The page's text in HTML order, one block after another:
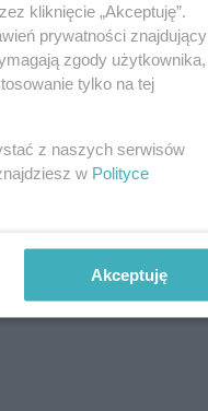
kliknięcie „Akceptuję”.
prywatności znajdujący
zgody użytkownika,
tylko na tej
z naszych serwisów
w Polityce
Akceptuję